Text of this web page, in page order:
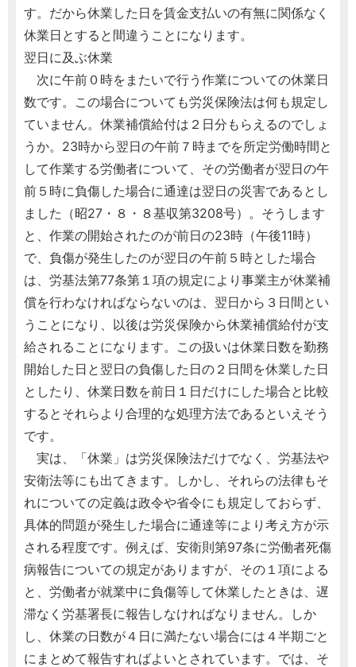
す。だから休業した日を賃金支払いの有無に関係なく
休業日とすると間違うことになります。
翌日に及ぶ休業
次に午前０時をまたいで行う作業についての休業日
数です。この場合についても労災保険法は何も規定し
ていません。休業補償給付は２日分もらえるのでしょ
うか。23時から翌日の午前７時までを所定労働時間と
して作業する労働者について、その労働者が翌日の午
前５時に負傷した場合に通達は翌日の災害であるとし
ました（昭27・８・８基収第3208号）。そうします
と、作業の開始されたのが前日の23時（午後11時）
で、負傷が発生したのが翌日の午前５時とした場合
は、労基法第77条第１項の規定により事業主が休業補
償を行わなければならないのは、翌日から３日間とい
うことになり、以後は労災保険から休業補償給付が支
給されることになります。この扱いは休業日数を勤務
開始した日と翌日の負傷した日の２日間を休業した日
としたり、休業日数を前日１日だけにした場合と比較
するとそれらより合理的な処理方法であるといえそう
です。
実は、「休業」は労災保険法だけでなく、労基法や
安衛法等にも出てきます。しかし、それらの法律もそ
れについての定義は政令や省令にも規定しておらず、
具体的問題が発生した場合に通達等により考え方が示
される程度です。例えば、安衛則第97条に労働者死傷
病報告についての規定がありますが、その１項による
と、労働者が就業中に負傷等して休業したときは、遅
滞なく労基署長に報告しなければなりません。しか
し、休業の日数が４日に満たない場合には４半期ごと
にまとめて報告すればよいとされています。では、そ